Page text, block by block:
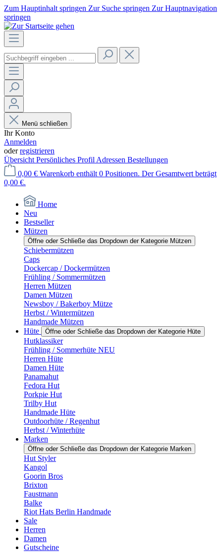
Zum Hauptinhalt springen Zur Suche springen Zur Hauptnavigation
springen
Menü schließen
Ihr Konto
Anmelden
oderregistrieren
Übersicht Persönliches Profil Adressen Bestellungen
0,00 € Warenkorb enthält 0 Positionen. Der Gesamtwert beträgt
0,00 €.
Home
Neu
Bestseller
Mützen
Öffne oder Schließe das Dropdown der Kategorie Mützen
Schiebermützen
Caps
Dockercap / Dockermützen
Frühling / Sommermützen
Herren Mützen
Damen Mützen
Newsboy / Bakerboy Mütze
Herbst / Wintermützen
Handmade Mützen
Hüte
Öffne oder Schließe das Dropdown der Kategorie Hüte
Hutklassiker
Frühling / Sommerhüte NEU
Herren Hüte
Damen Hüte
Panamahut
Fedora Hut
Porkpie Hut
Trilby Hut
Handmade Hüte
Outdoorhüte / Regenhut
Herbst / Winterhüte
Marken
Öffne oder Schließe das Dropdown der Kategorie Marken
Hut Styler
Kangol
Goorin Bros
Brixton
Faustmann
Balke
Riot Hats Berlin Handmade
Sale
Herren
Damen
Gutscheine